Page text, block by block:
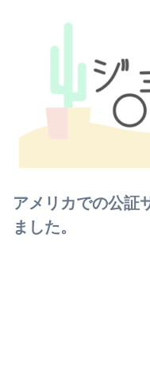
アメリカでの公証
ました。